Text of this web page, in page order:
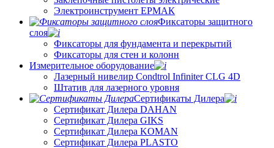
Электроинструмент ЕРМАК
Фиксаторы защитного
слоя
Фиксаторы для фундамента и перекрытий
Фиксаторы для стен и колонн
Измерительное оборудование
Лазерный нивелир Condtrol Infiniter CLG 4D
Штатив для лазерного уровня
Сертификаты Дилера
Сертификат Дилера DAHAN
Сертификат Дилера GIKS
Сертификат Дилера KOMAN
Сертификат Дилера PLASTO